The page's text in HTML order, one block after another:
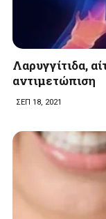
Λαρυγγίτιδα,
αντιμετώπιση
ΣΕΠ 18, 2021